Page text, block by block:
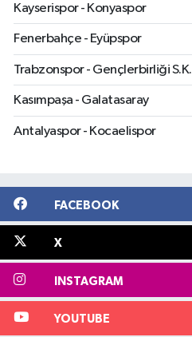
Kayserispor - Konyaspor
Fenerbahçe - Eyüpspor
Trabzonspor - Gençlerbirliği S.K.
Kasımpaşa - Galatasaray
Antalyaspor - Kocaelispor
FACEBOOK
X
INSTAGRAM
YOUTUBE